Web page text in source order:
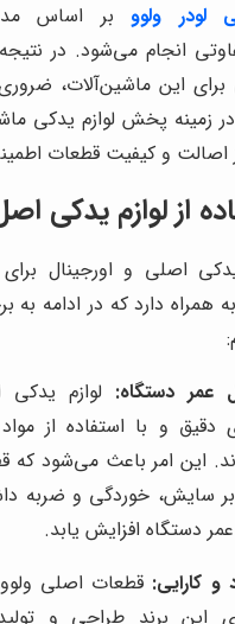
لودر ولووبر اساس
انجام می‌شود. در
این ماشین‌آلات،
زمینه پخش لوازم یدکی
اصالت و کیفیت قطعات
از لوازم یدکی
اصلی و اورجینال
همراه دارد که در ادامه به
عمر دستگاه: لوازم یدکی
دقیق و با استفاده از
این امر باعث می‌شود که
سایش، خوردگی و ضربه
دستگاه افزایش یابد.
و کارایی: قطعات اصلی
این برند طراحی و